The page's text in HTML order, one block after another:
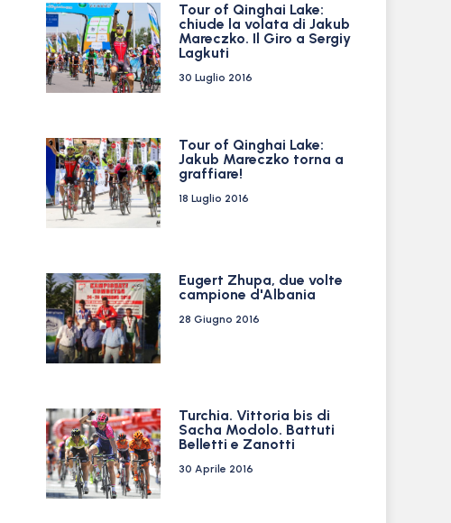
Tour of Qinghai Lake:
chiude la volata di Jakub
Mareczko. Il Giro a Sergiy
Lagkuti
30 Luglio 2016
Tour of Qinghai Lake:
Jakub Mareczko torna a
graffiare!
18 Luglio 2016
Eugert Zhupa, due volte
campione d'Albania
28 Giugno 2016
Turchia. Vittoria bis di
Sacha Modolo. Battuti
Belletti e Zanotti
30 Aprile 2016